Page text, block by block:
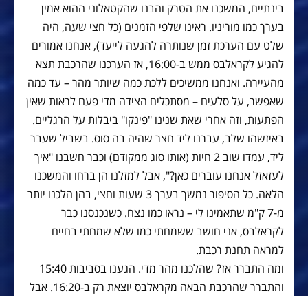
בינתיים, המשכנו את הטרק והבנו שהקטאלוני ההוא אמין
בערך כמו מוריניו. ראינו שלפי הזמנים (כל חצי שעה, היה
שלט עם הערכת זמן שנותרה להגעה לייעד), אנחנו אמורים
להגיע לקראלבס ממש ב-16:00, אז הערכנו שהרכבת תצא
מהעיירה. ואנחנו ממשיכים ללכת כמה שיותר מהר – עד כמה
שאפשר, על סלעים – מסתכלים הצידה מדי פעם לראות שאין
הפתעות, וזה אחרי שאת שנינו "פינקו" ביבלות על הרגליים.
באיזשהו שלב, עברנו ליד חצר שהיה בה סוס. בשביל שעבר
ליד, עמדו שוב 2 חיות (אותו סוג ממקודם) וכבר חשבנו "איך
לעזאזל אנחנו עוברים כאן?", אבל למזלנו הן ברחו והמשכנו
הלאה. כל הסיפור נמשך בערך 3 שעות וחצי, בהן הלכנו יותר
מ-7 ק"מ שתאמינו לי – נראו כמו נצח. כשנכנסנו כבר
לקראלבס, אני חושב ששמחתי כמו שלא שמחתי בחיים
למראה תחנת רכבת.
ומה התברר אז? שהלכנו מהר מדי. הגענו בסביבות 15:40
והתברר שהרכבת הבאה מקראלבס יוצאת רק ב-16:20. אבל